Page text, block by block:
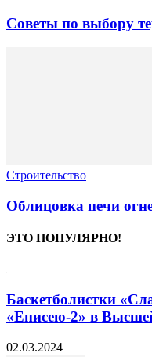
Советы по выбору
Строительство
Облицовка печи
ЭТО ПОПУЛЯРНО!
Баскетболистки
«Енисею-2» в
02.03.2024